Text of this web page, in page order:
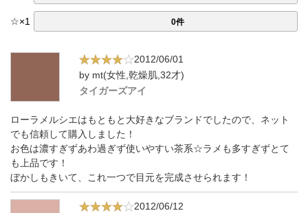
☆×1 0件
2012/06/01
by mt(女性,乾燥肌,32才)
タイガーズアイ
ローラメルシエはもともと大好きなブランドでしたので、ネット
でも信頼して購入しました！
お色は濃すぎずあわ過ぎず使いやすい茶系☆ラメも多すぎずとて
も上品です！
ぼかしもきいて、これ一つで目元を完成させられます！
2012/06/12